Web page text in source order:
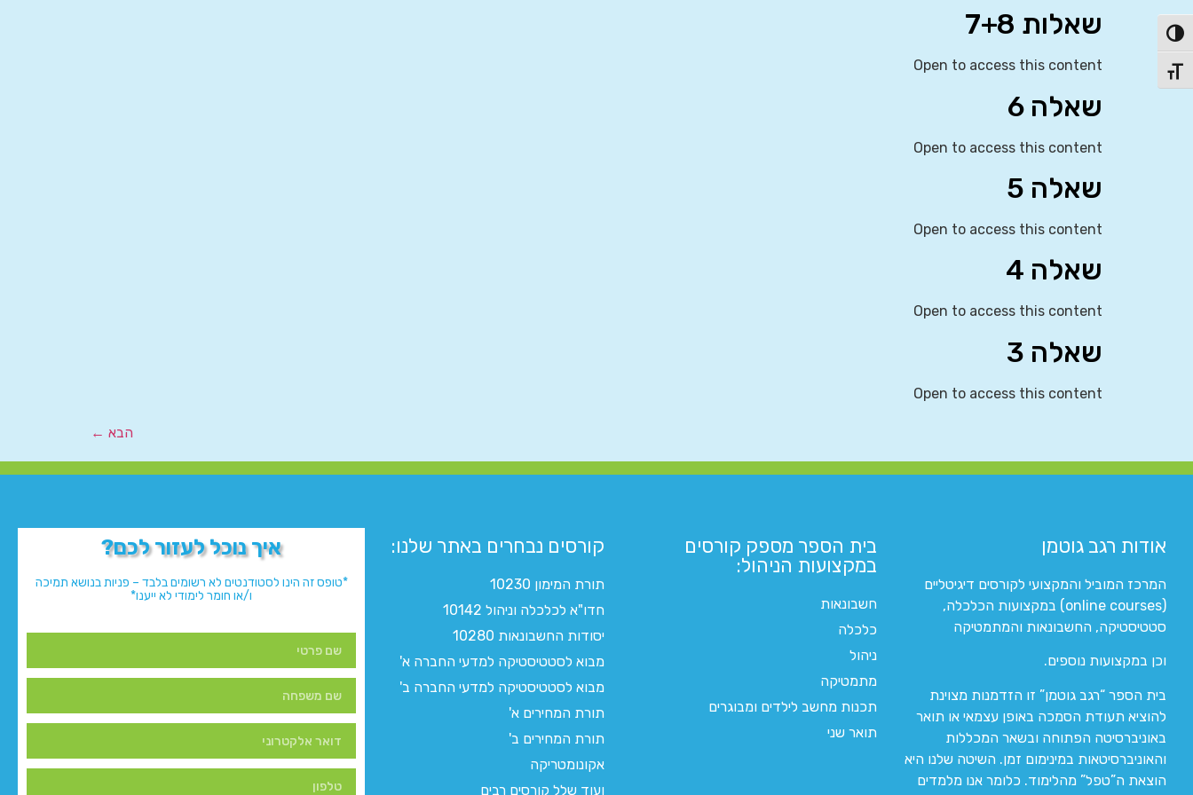
הפעל/כבה ניגודיות גבוהה
מתג גודל גופן
שאלות 7+8
Open to access this content
שאלה 6
Open to access this content
שאלה 5
Open to access this content
שאלה 4
Open to access this content
שאלה 3
Open to access this content
הבא ←
אודות רגב גוטמן
המרכז המוביל והמקצועי לקורסים דיגיטליים
(online courses) במקצועות הכלכלה,
סטטיסטיקה, החשבונאות והמתמטיקה
וכן במקצועות נוספים.
בית הספר “רגב גוטמן” זו הזדמנות מצוינת
להוציא תעודת הסמכה באופן עצמאי או תואר
באוניברסיטה הפתוחה ובשאר המכללות
והאוניברסיטאות במינימום זמן. השיטה שלנו היא
הוצאת ה”טפל” מהלימוד. כלומר אנו מלמדים
בית הספר מספק קורסים
במקצועות הניהול:
חשבונאות
כלכלה
ניהול
מתמטיקה
תכנות מחשב לילדים ומבוגרים
תואר שני
קורסים נבחרים באתר שלנו:​
תורת המימון 10230
חדו"א לכלכלה וניהול 10142
יסודות החשבונאות 10280
מבוא לסטטיסטיקה למדעי החברה א'
מבוא לסטטיסטיקה למדעי החברה ב'
תורת המחירים א'
תורת המחירים ב'
אקונומטריקה
ועוד שלל קורסים רבים
איך נוכל לעזור לכם?
*טופס זה הינו לסטודנטים לא רשומים בלבד – פניות בנושא תמיכה
ו/או חומר לימודי לא ייענו*